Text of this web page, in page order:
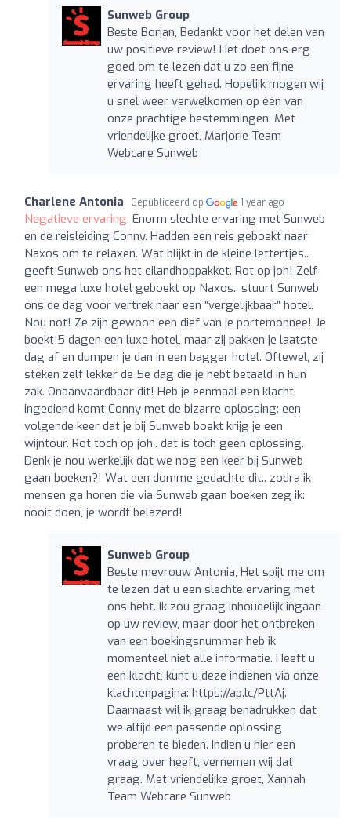
Sunweb Group
Beste Borjan, Bedankt voor het delen van
uw positieve review! Het doet ons erg
goed om te lezen dat u zo een fijne
ervaring heeft gehad. Hopelijk mogen wij
u snel weer verwelkomen op één van
onze prachtige bestemmingen. Met
vriendelijke groet, Marjorie Team
Webcare Sunweb
Charlene Antonia Gepubliceerd op 1 year ago
Negatieve ervaring: Enorm slechte ervaring met Sunweb
en de reisleiding Conny. Hadden een reis geboekt naar
Naxos om te relaxen. Wat blijkt in de kleine lettertjes..
geeft Sunweb ons het eilandhoppakket. Rot op joh! Zelf
een mega luxe hotel geboekt op Naxos.. stuurt Sunweb
ons de dag voor vertrek naar een “vergelijkbaar” hotel.
Nou not! Ze zijn gewoon een dief van je portemonnee! Je
boekt 5 dagen een luxe hotel, maar zij pakken je laatste
dag af en dumpen je dan in een bagger hotel. Oftewel, zij
steken zelf lekker de 5e dag die je hebt betaald in hun
zak. Onaanvaardbaar dit! Heb je eenmaal een klacht
ingediend komt Conny met de bizarre oplossing: een
volgende keer dat je bij Sunweb boekt krijg je een
wijntour. Rot toch op joh.. dat is toch geen oplossing.
Denk je nou werkelijk dat we nog een keer bij Sunweb
gaan boeken?! Wat een domme gedachte dit.. zodra ik
mensen ga horen die via Sunweb gaan boeken zeg ik:
nooit doen, je wordt belazerd!
Sunweb Group
Beste mevrouw Antonia, Het spijt me om
te lezen dat u een slechte ervaring met
ons hebt. Ik zou graag inhoudelijk ingaan
op uw review, maar door het ontbreken
van een boekingsnummer heb ik
momenteel niet alle informatie. Heeft u
een klacht, kunt u deze indienen via onze
klachtenpagina: https://ap.lc/PttAj.
Daarnaast wil ik graag benadrukken dat
we altijd een passende oplossing
proberen te bieden. Indien u hier een
vraag over heeft, vernemen wij dat
graag. Met vriendelijke groet, Xannah
Team Webcare Sunweb